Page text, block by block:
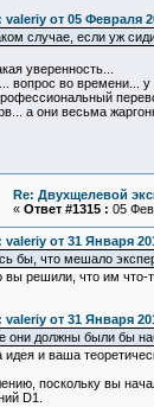
valeriy от 05 Февраля
случае, если уж
уверенность...
вопрос во времени... у
а они весьма
Re: Двухщелевой
« Ответ #1315 : 05
valeriy от 31 Января
бы, что мешало
вы решили, что им что-
valeriy от 31 Января
они должны были бы
идея и ваша
поскольку вы
D1.